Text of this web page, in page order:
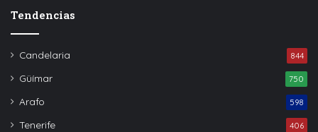
Tendencias
Candelaria 844
Güímar 750
Arafo 598
Tenerife 406